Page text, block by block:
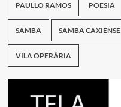
PAULLO RAMOS POESIA
SAMBA SAMBA CAXIENSE
VILA OPERÁRIA